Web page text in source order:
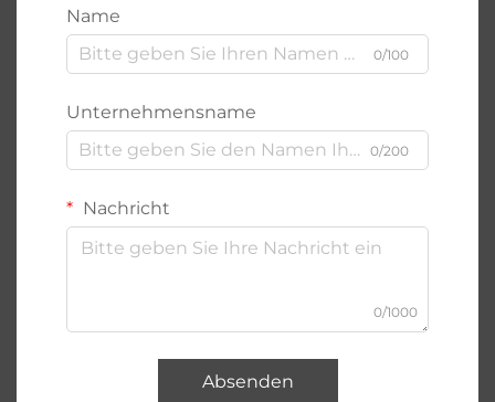
Name
0/100
Unternehmensname
0/200
Nachricht
0/1000
Absenden